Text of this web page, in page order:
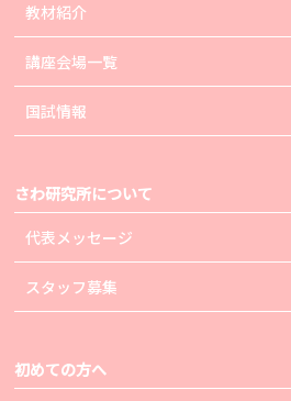
教材紹介
講座会場一覧
国試情報
さわ研究所について
代表メッセージ
スタッフ募集
初めての方へ